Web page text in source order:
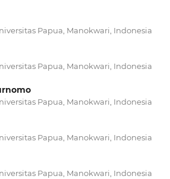
Papua, Manokwari, Indonesia
Papua, Manokwari, Indonesia
Papua, Manokwari, Indonesia
Papua, Manokwari, Indonesia
Papua, Manokwari, Indonesia